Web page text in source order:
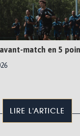
match en 5
LIRE L'ARTICLE